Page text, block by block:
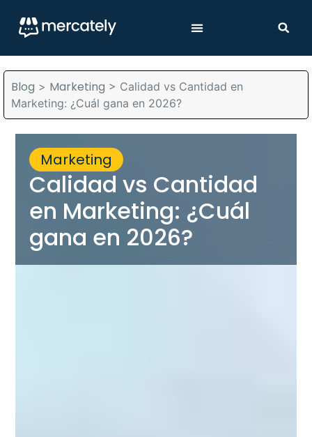
Blog > Marketing > Calidad vs Cantidad en
Marketing: ¿Cuál gana en 2026?
Marketing
Calidad vs Cantidad
en Marketing: ¿Cuál
gana en 2026?